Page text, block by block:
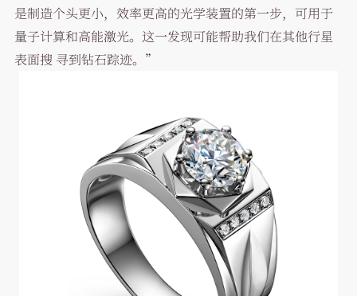
是制造个头更小，效率更高的光学装置的第一步，可用于
量子计算和高能激光。这一发现可能帮助我们在其他行星
表面搜 寻到钻石踪迹。”